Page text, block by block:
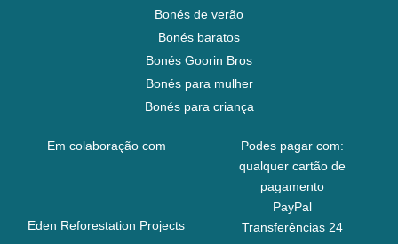
Bonés de verão
Bonés baratos
Bonés Goorin Bros
Bonés para mulher
Bonés para criança
Em colaboração com
Eden Reforestation Projects
Podes pagar com:
qualquer cartão de
pagamento
PayPal
Transferências 24